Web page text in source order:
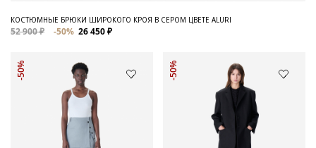
КОСТЮМНЫЕ БРЮКИ ШИРОКОГО КРОЯ В СЕРОМ ЦВЕТЕ ALURI
52 900 ₽ -50% 26 450 ₽
-50% -50%